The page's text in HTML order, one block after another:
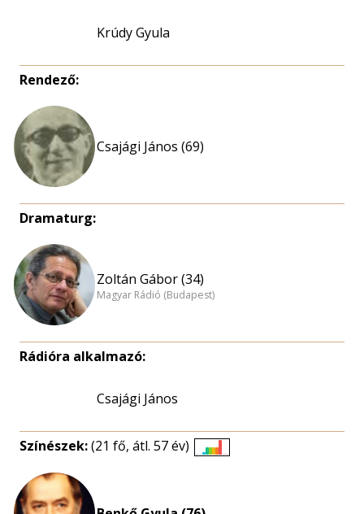
Krúdy Gyula
Rendező:
Csajági János (69)
Dramaturg:
Zoltán Gábor (34)
Magyar Rádió (Budapest)
Rádióra alkalmazó:
Csajági János
Színészek:(21 fő, átl. 57 év)